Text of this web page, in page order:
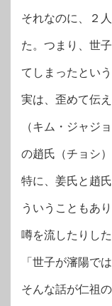
それなのに、２
た。つまり、世
てしまったという
実は、歪めて伝
（キム・ジャジ
の趙氏（チョシ）
特に、姜氏と趙
ういうこともあ
噂を流したりした
「世子が瀋陽で
そんな話が仁祖